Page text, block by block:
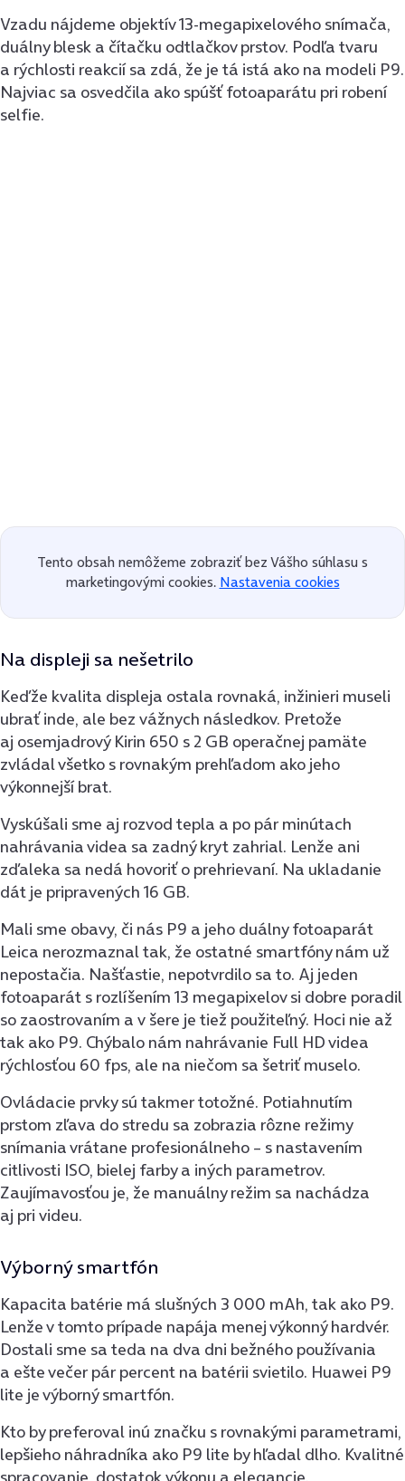
Vzadu nájdeme objektív 13-mega­pixelového snímača,
duálny blesk a čítačku odtlačkov prstov. Podľa tvaru
a rýchlosti reakcií sa zdá, že je tá istá ako na modeli P9.
Najviac sa osvedčila ako spúšť fotoaparátu pri robení
selfie.
Tento obsah nemôžeme zobraziť bez Vášho súhlasu s
marketingovými cookies. Nastavenia cookies
Na displeji sa nešetrilo
Keďže kvalita displeja ostala rovnaká, inžinieri museli
ubrať inde, ale bez vážnych následkov. Pretože
aj osemjadrový Kirin 650 s 2 GB operačnej pamäte
zvládal všetko s rovnakým prehľadom ako jeho
výkonnejší brat.
Vyskúšali sme aj rozvod tepla a po pár minútach
nahrávania videa sa zadný kryt zahrial. Lenže ani
zďaleka sa nedá hovoriť o prehrievaní. Na ukladanie
dát je pripravených 16 GB.
Mali sme obavy, či nás P9 a jeho duálny fotoaparát
Leica nerozmaznal tak, že ostatné smartfóny nám už
nepostačia. Našťastie, nepotvrdilo sa to. Aj jeden
fotoaparát s rozlíšením 13 megapixelov si dobre poradil
so zaostrovaním a v šere je tiež použiteľný. Hoci nie až
tak ako P9. Chýbalo nám nahrávanie Full HD videa
rýchlosťou 60 fps, ale na niečom sa šetriť muselo.
Ovládacie prvky sú takmer totožné. Potiahnutím
prstom zľava do stredu sa zobrazia rôzne režimy
snímania vrátane profesio­nálneho – s nastavením
citlivosti ISO, bielej farby a iných parametrov.
Zaujímavosťou je, že manuálny režim sa nachádza
aj pri videu.
Výborný smartfón
Kapacita batérie má slušných 3 000 mAh, tak ako P9.
Lenže v tomto prípade napája menej výkonný hardvér.
Dostali sme sa teda na dva dni bežného používania
a ešte večer pár percent na batérii svietilo. Huawei P9
lite je výborný smartfón.
Kto by preferoval inú značku s rovnakými parametrami,
lepšieho náhradníka ako P9 lite by hľadal dlho. Kvalitné